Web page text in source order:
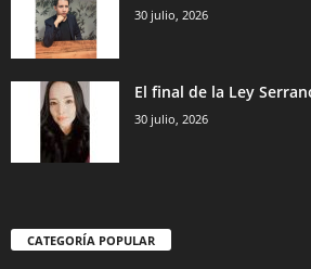
30 julio, 2026
El final de la Ley
30 julio, 2026
CATEGORÍA POPULAR